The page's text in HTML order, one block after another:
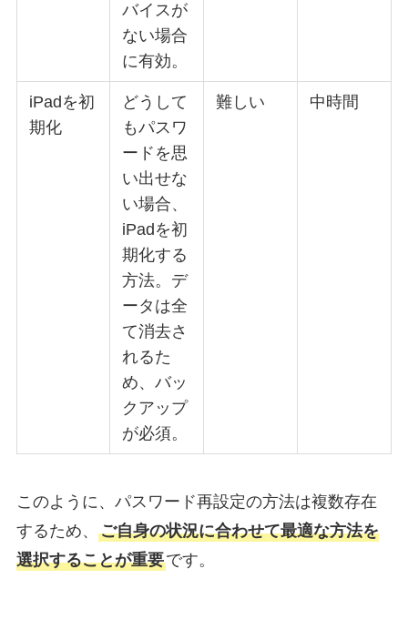
バイスが
ない場合
に有効。
iPadを初
期化
どうして
もパスワ
ードを思
い出せな
い場合、
iPadを初
期化する
方法。デ
ータは全
て消去さ
れるた
め、バッ
クアップ
が必須。
難しい 中時間
このように、パスワード再設定の方法は複数存在
するため、 ご自身の状況に合わせて最適な方法を
選択することが重要です。